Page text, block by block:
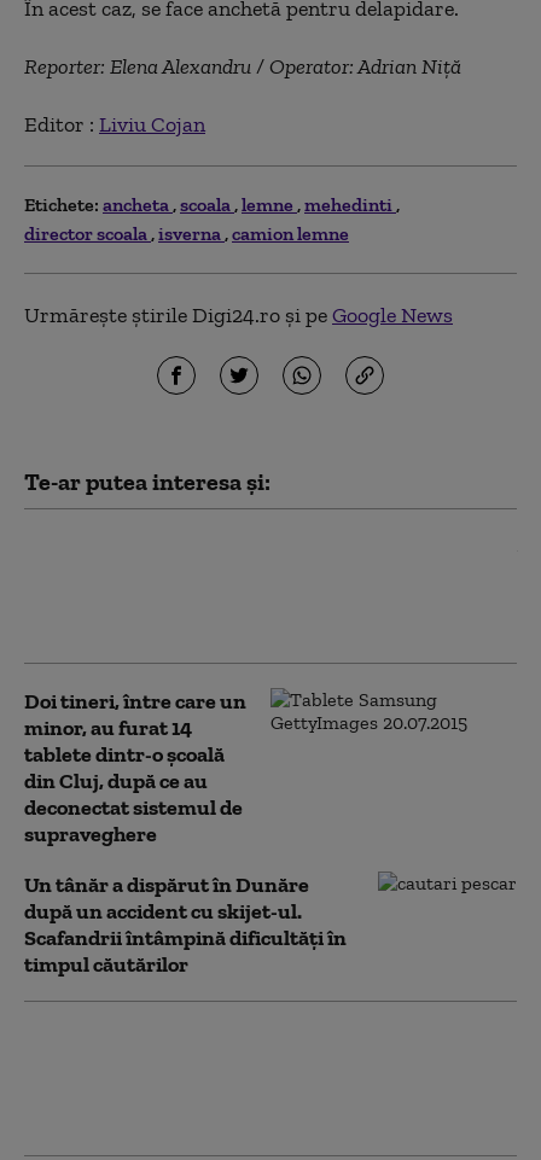
În acest caz, se face anchetă pentru delapidare.
Reporter: Elena Alexandru / Operator: Adrian Niță
Editor : Liviu Cojan
Etichete: ancheta scoala lemne mehedinti
director scoala isverna camion lemne
Urmărește știrile Digi24.ro și peGoogle News
Te-ar putea interesa și:
Doi tineri, între care un
minor, au furat 14
tablete dintr-o şcoală
din Cluj, după ce au
deconectat sistemul de
supraveghere
Un tânăr a dispărut în Dunăre
după un accident cu skijet-ul.
Scafandrii întâmpină dificultăți în
timpul căutărilor